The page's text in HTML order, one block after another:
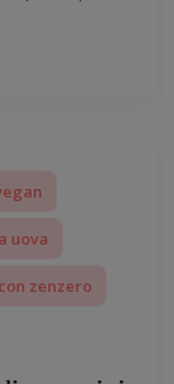
uova
zenzero